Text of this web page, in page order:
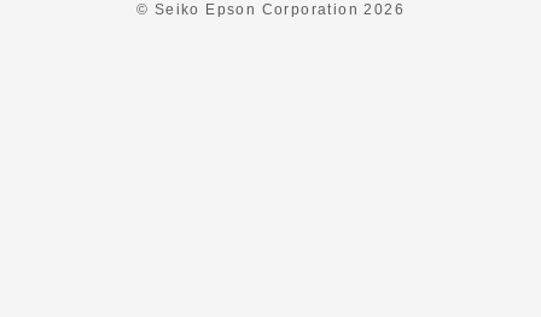
© Seiko Epson Corporation2026